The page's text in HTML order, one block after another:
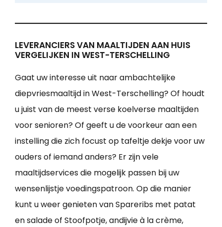
LEVERANCIERS VAN MAALTIJDEN AAN HUIS
VERGELIJKEN IN WEST-TERSCHELLING
Gaat uw interesse uit naar ambachtelijke
diepvriesmaaltijd in West-Terschelling? Of houdt
u juist van de meest verse koelverse maaltijden
voor senioren? Of geeft u de voorkeur aan een
instelling die zich focust op tafeltje dekje voor uw
ouders of iemand anders? Er zijn vele
maaltijdservices die mogelijk passen bij uw
wensenlijstje voedingspatroon. Op die manier
kunt u weer genieten van Spareribs met patat
en salade of Stoofpotje, andijvie à la crème,